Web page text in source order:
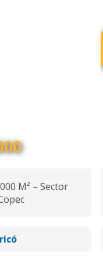
M² – Sector